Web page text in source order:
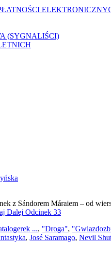
(SYGNALIŚCI)
z Sándorem Máraiem – od
Dalej Odcinek 33
..., "Droga",
, José Saramago, Nevil